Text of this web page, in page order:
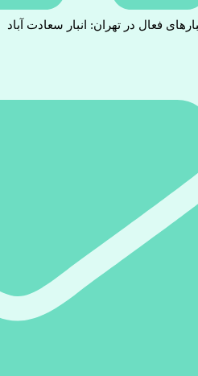
فعال در تهران: انبار سعادت آباد